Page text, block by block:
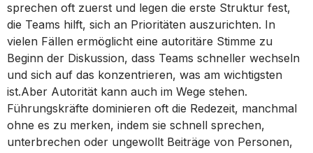
sprechen oft zuerst und legen die erste Struktur fest,
die Teams hilft, sich an Prioritäten auszurichten. In
vielen Fällen ermöglicht eine autoritäre Stimme zu
Beginn der Diskussion, dass Teams schneller wechseln
und sich auf das konzentrieren, was am wichtigsten
ist.Aber Autorität kann auch im Wege stehen.
Führungskräfte dominieren oft die Redezeit, manchmal
ohne es zu merken, indem sie schnell sprechen,
unterbrechen oder ungewollt Beiträge von Personen,